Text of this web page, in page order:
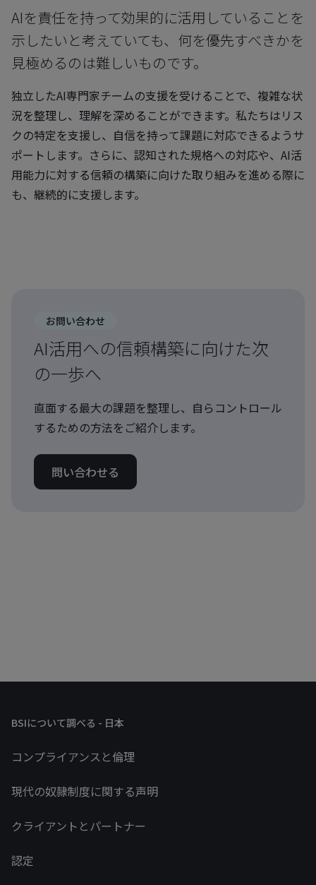
AIを責任を持って効果的に活用していることを
示したいと考えていても、何を優先すべきかを
見極めるのは難しいものです。
独立したAI専門家チームの支援を受けることで、複雑な状
況を整理し、理解を深めることができます。私たちはリス
クの特定を支援し、自信を持って課題に対応できるようサ
ポートします。さらに、認知された規格への対応や、AI活
用能力に対する信頼の構築に向けた取り組みを進める際に
も、継続的に支援します。
お問い合わせ
AI活用への信頼構築に向けた次
の一歩へ
直面する最大の課題を整理し、自らコントロール
するための方法をご紹介します。
問い合わせる
BSIについて調べる - 日本
コンプライアンスと倫理
現代の奴隷制度に関する声明
クライアントとパートナー
認定